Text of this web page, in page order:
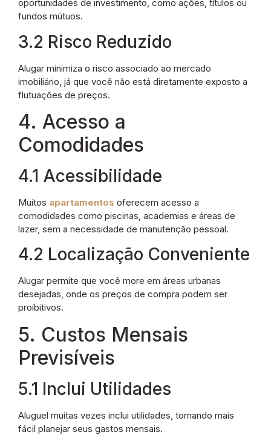
oportunidades de investimento, como ações, títulos ou
fundos mútuos.
3.2 Risco Reduzido
Alugar minimiza o risco associado ao mercado
imobiliário, já que você não está diretamente exposto a
flutuações de preços.
4. Acesso a
Comodidades
4.1 Acessibilidade
Muitos apartamentos oferecem acesso a
comodidades como piscinas, academias e áreas de
lazer, sem a necessidade de manutenção pessoal.
4.2 Localização Conveniente
Alugar permite que você more em áreas urbanas
desejadas, onde os preços de compra podem ser
proibitivos.
5. Custos Mensais
Previsíveis
5.1 Inclui Utilidades
Aluguel muitas vezes inclui utilidades, tornando mais
fácil planejar seus gastos mensais.